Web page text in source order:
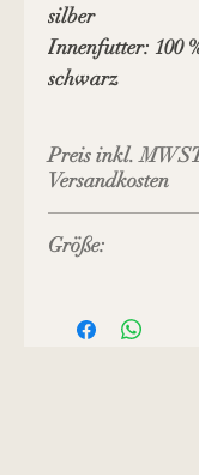
silber
Innenfutter: 100
schwarz
Preis inkl.
Versandkosten
Größe:
Breite unten: 10 cm